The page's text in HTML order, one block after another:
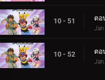
10 - 51 ตอ
10 - 52 ตอ